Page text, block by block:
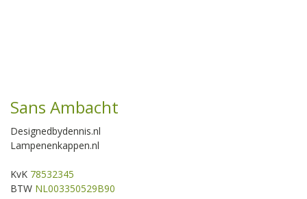
Sans Ambacht
Designedbydennis.nl
Lampenenkappen.nl
KvK 78532345
BTW NL003350529B90